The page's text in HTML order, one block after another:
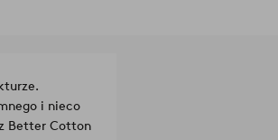
i nieco
Better Cotton